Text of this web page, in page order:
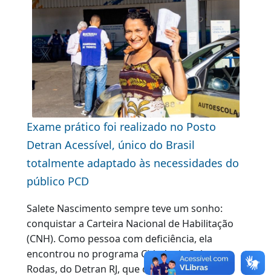
pessoas com deficiência
Quinta-feira, 02 de julho de 2026 Share Copy
Link
Exame prático foi realizado no Posto
Detran Acessível, único do Brasil
totalmente adaptado às necessidades do